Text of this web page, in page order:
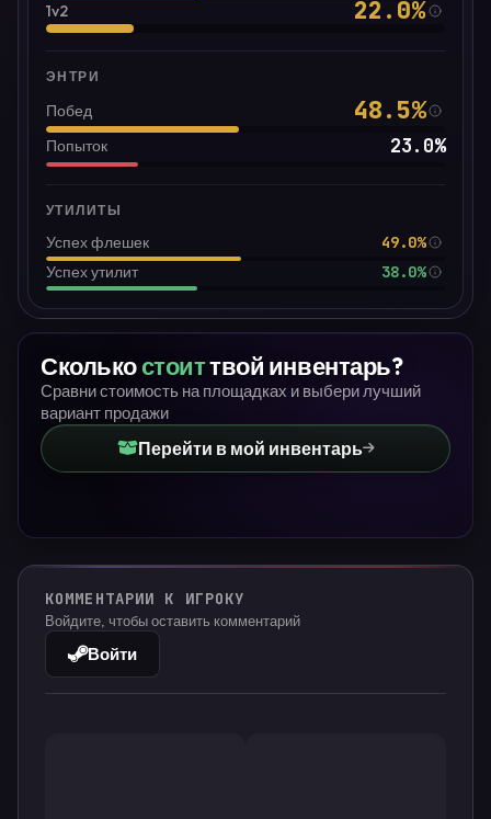
1v2 22.0%
ЭНТРИ
Побед 48.5%
Попыток 23.0%
УТИЛИТЫ
Успех флешек
49.0%
Успех утилит
38.0%
Сколькостоиттвой инвентарь?
Сравни стоимость на площадках и выбери лучший
вариант продажи
Перейти в мой инвентарь
КОММЕНТАРИИ К ИГРОКУ
Войдите, чтобы оставить комментарий
Войти